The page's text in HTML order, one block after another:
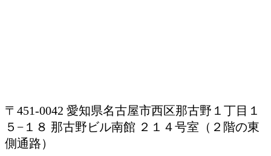
〒451-0042 愛知県名古屋市西区那古野１丁目１
５−１８ 那古野ビル南館 ２１４号室（２階の東
側通路）